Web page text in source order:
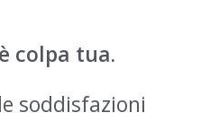
colpa tua.
soddisfazioni